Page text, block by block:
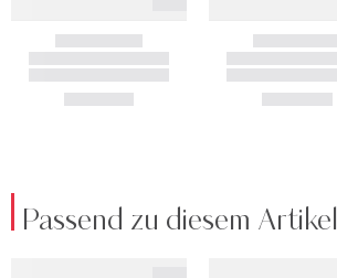
Passend zu diesem Artikel